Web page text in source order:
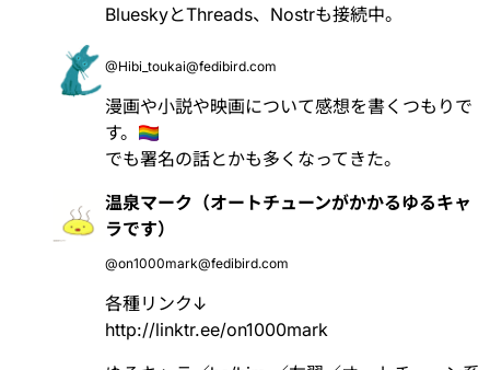
BlueskyとThreads、Nostrも接続中。
@Hibi_toukai@fedibird.com
漫画や小説や映画について感想を書くつもりで
す。🏳️‍🌈
でも署名の話とかも多くなってきた。
温泉マーク（オートチューンがかかるゆるキャ
ラです）
@on1000mark@fedibird.com
各種リンク↓
http://linktr.ee/on1000mark